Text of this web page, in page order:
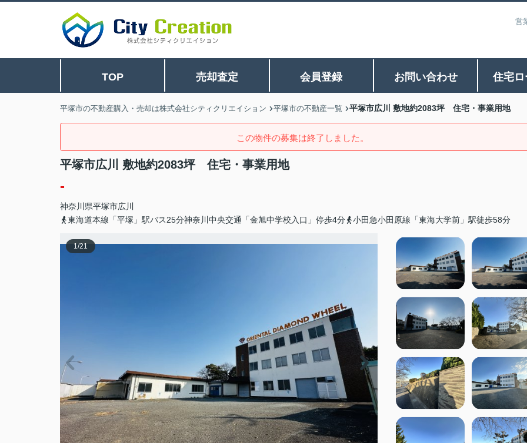
営
TOP 売却査定 会員登録 お問い合わせ 住宅
平塚市の不動産購入・売却は株式会社シティクリエイション 平塚市の不動産一覧 平塚市広川 敷地約2083坪 住宅・事業用地
この物件の募集は終了しました。
平塚市広川 敷地約2083坪 住宅・事業用地
-
神奈川県平塚市広川
東海道本線「平塚」駅バス25分神奈川中央交通「金旭中学校入口」停歩4分
小田急小田原線「東海大学前」駅徒歩58分
1/21